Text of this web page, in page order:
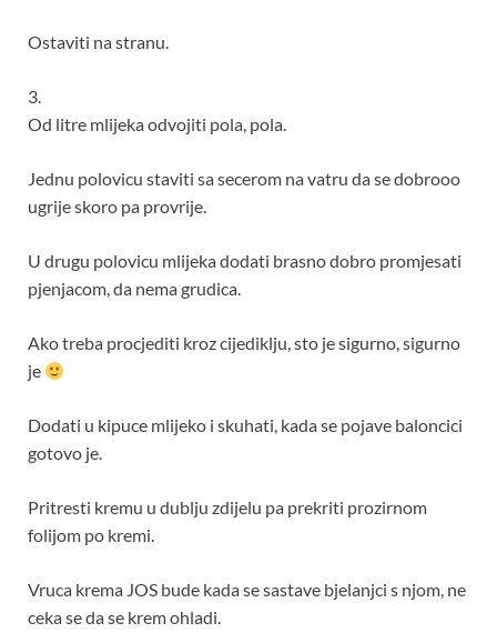
Ostaviti na stranu.
3.
Od litre mlijeka odvojiti pola, pola.
Jednu polovicu staviti sa secerom na vatru da se dobrooo
ugrije skoro pa provrije.
U drugu polovicu mlijeka dodati brasno dobro promjesati
pjenjacom, da nema grudica.
Ako treba procjediti kroz cijediklju, sto je sigurno, sigurno
je
Dodati u kipuce mlijeko i skuhati, kada se pojave baloncici
gotovo je.
Pritresti kremu u dublju zdijelu pa prekriti prozirnom
folijom po kremi.
Vruca krema JOS bude kada se sastave bjelanjci s njom, ne
ceka se da se krem ohladi.